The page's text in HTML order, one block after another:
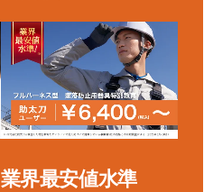
業界最安値水準